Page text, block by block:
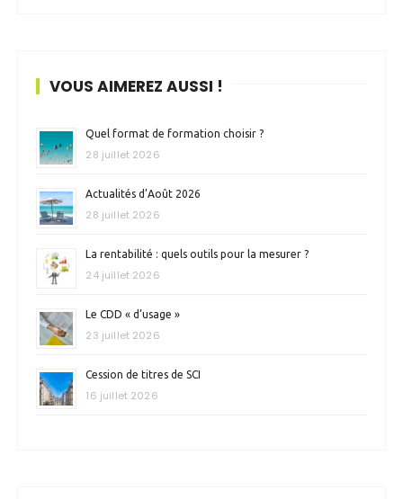
VOUS AIMEREZ AUSSI !
Quel format de formation choisir ?
28 juillet 2026
Actualités d’Août 2026
28 juillet 2026
La rentabilité : quels outils pour la mesurer ?
24 juillet 2026
Le CDD « d’usage »
23 juillet 2026
Cession de titres de SCI
16 juillet 2026